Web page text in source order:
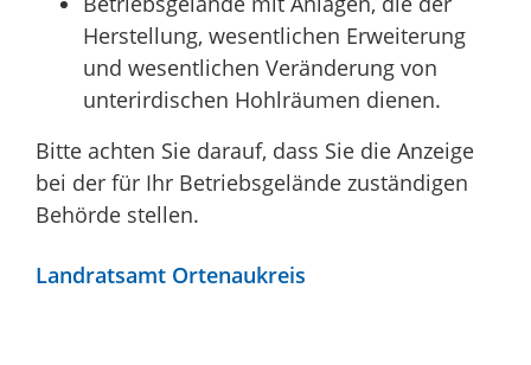
Herstellung, wesentlichen Erweiterung
und wesentlichen Veränderung von
unterirdischen Hohlräumen dienen.
Bitte achten Sie darauf, dass Sie die Anzeige
bei der für Ihr Betriebsgelände zuständigen
Behörde stellen.
Landratsamt Ortenaukreis